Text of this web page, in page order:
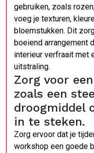
gebruiken, zoals
voeg je texturen,
bloemstukken. Dit
boeiend arrangement
interieur verfraait met
uitstraling.
Zorg voor
zoals een
droogmiddel
in te steken.
Zorg ervoor dat je
workshop een goede